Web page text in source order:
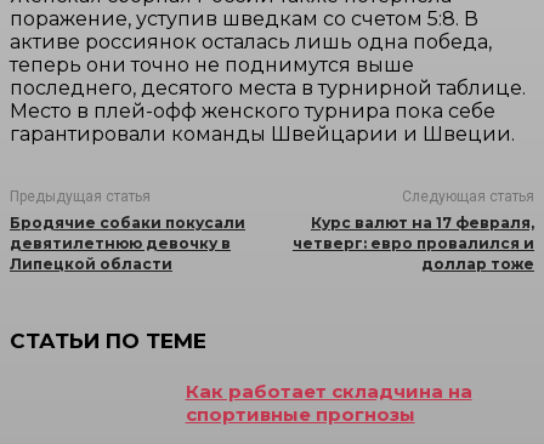
поражение, уступив шведкам со счетом 5:8. В
активе россиянок осталась лишь одна победа,
теперь они точно не поднимутся выше
последнего, десятого места в турнирной таблице.
Место в плей-офф женского турнира пока себе
гарантировали команды Швейцарии и Швеции.
Предыдущая статья
Бродячие собаки покусали
девятилетнюю девочку в
Липецкой области
Следующая статья
Курс валют на 17 февраля,
четверг: евро провалился и
доллар тоже
СТАТЬИ ПО ТЕМЕ
Как работает складчина на
спортивные прогнозы